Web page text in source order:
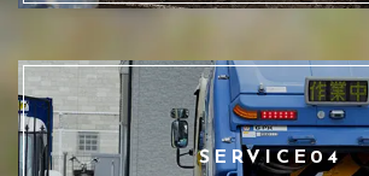
SERVICE04